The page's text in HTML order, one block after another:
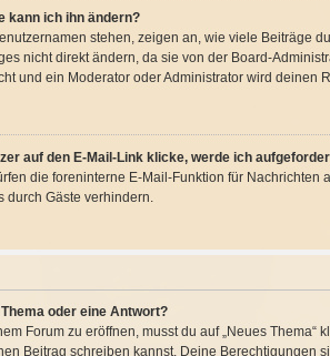
kann ich ihn ändern?
stehen, zeigen an, wie viele Beiträge
nicht direkt ändern, da sie von der Board-
und ein Moderator oder Administrator wird deinen
auf den E-Mail-Link klicke, werde ich
die foreninterne E-Mail-Funktion für
durch Gäste verhindern.
oder eine Antwort?
Forum zu eröffnen, musst du auf „Neues
Beitrag schreiben kannst. Deine Berechtigungen